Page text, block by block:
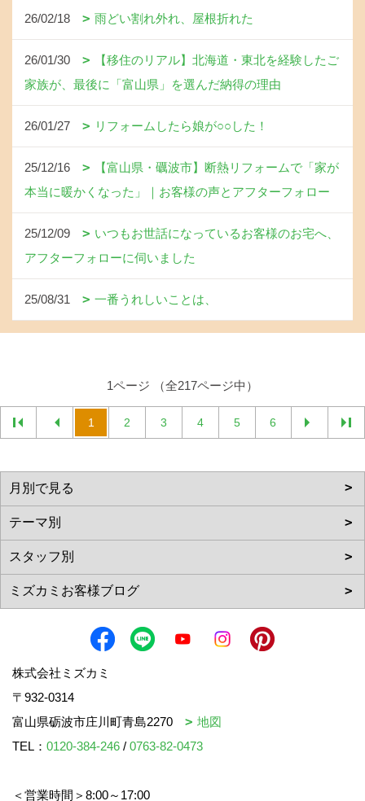
26/02/18 雨どい割れ外れ、屋根折れた
26/01/30
【移住のリアル】北海道・東北を経験したご
家族が、最後に「富山県」を選んだ納得の理由
26/01/27 リフォームしたら娘が○○した！
25/12/16
【富山県・礪波市】断熱リフォームで「家が
本当に暖かくなった」｜お客様の声とアフターフォロー
25/12/09
いつもお世話になっているお客様のお宅へ、
アフターフォローに伺いました
25/08/31 一番うれしいことは、
1ページ （全217ページ中）
1 2 3 4 5 6
株式会社ミズカミ
〒932-0314
富山県砺波市庄川町青島2270
地図
TEL： 0120-384-246 / 0763-82-0473
＜営業時間＞8:00～17:00